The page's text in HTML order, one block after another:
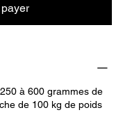
à 600 grammes de
de 100 kg de poids